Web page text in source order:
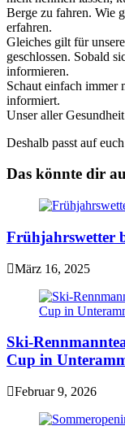
Berge zu fahren. Wie
erfahren.
Gleiches gilt für
geschlossen. Sobald
informieren.
Schaut einfach immer
informiert.
Unser aller
Deshalb passt auf
Das könnte dir
Frühjahrswetter
März 16, 2025
Ski-
Cup in
Februar 9, 2026